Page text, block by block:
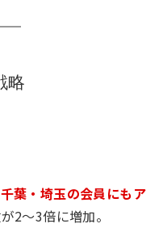
略
葉・埼玉の会員にもア
2〜3倍に増加。